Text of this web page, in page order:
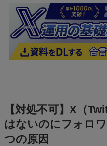
【対処不可】X（
はないのにフォロ
つの原因